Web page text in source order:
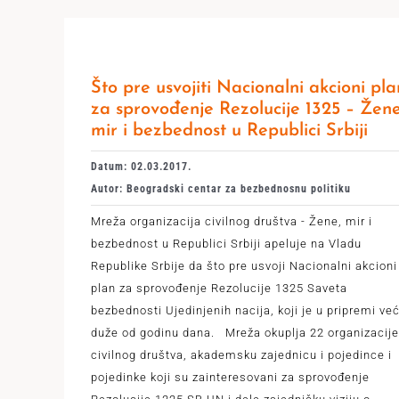
Što pre usvojiti Nacionalni akcioni
za sprovođenje Rezolucije 1325 –
mir i bezbednost u Republici Srbiji
Datum: 02.03.2017.
Autor: Beogradski centar za bezbednosnu politiku
Mreža organizacija civilnog društva - Žene, mir i
bezbednost u Republici Srbiji apeluje na Vladu
Republike Srbije da što pre usvoji Nacionalni akcioni
plan za sprovođenje Rezolucije 1325 Saveta
bezbednosti Ujedinjenih nacija, koji je u pripremi već
duže od godinu dana. Mreža okuplja 22 organizacije
civilnog društva, akademsku zajednicu i pojedince i
pojedinke koji su zainteresovani za sprovođenje